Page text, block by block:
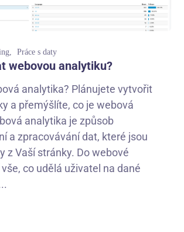
Práce s daty
webovou analytiku?
analytika? Plánujete vytvořit
a přemýšlíte, co je webová
analytika je způsob
a zpracovávání dat, které jsou
z Vaší stránky. Do webové
co udělá uživatel na dané